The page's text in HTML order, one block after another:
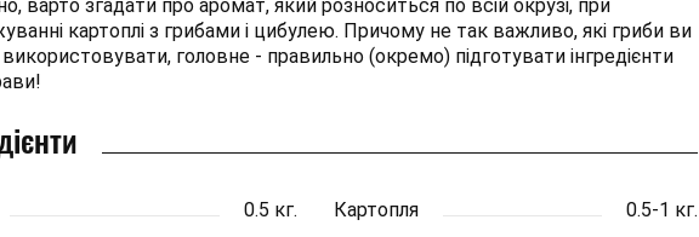
варто згадати про аромат, який розноситься по всій окрузі, при
картоплі з грибами і цибулею. Причому не так важливо, які гриби ви
головне - правильно (окремо) підготувати інгредієнти
0.5 кг. Картопля
0.5-1 кг.